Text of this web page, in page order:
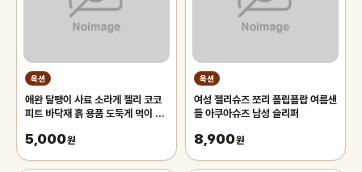
옥션
애완 달팽이 사료 소라게 젤리 코코
피트 바닥재 흙 용품 도둑게 먹이 키
5,000원
옥션
여성 젤리슈즈 쪼리 플립플랍 여름샌
들 아쿠아슈즈 남성 슬리퍼
8,900원